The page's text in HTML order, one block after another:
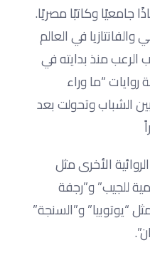
جامعيًا وكاتبًا مصريًا.
والفانتازيا في العالم
الرعب منذ بدايته في
“ما وراء
الشباب وتحولت بعد
الأخرى مثل
للجيب” و”رجفة
“يوتوبيا” و”السنجة”